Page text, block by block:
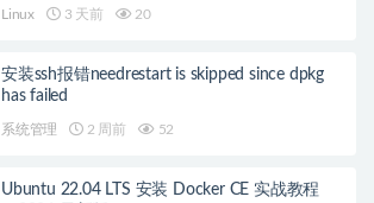
Linux 3 天前 20
安装ssh报错needrestart is skipped since dpkg
has failed
系统管理 2 周前 52
Ubuntu 22.04 LTS 安装 Docker CE 实战教程